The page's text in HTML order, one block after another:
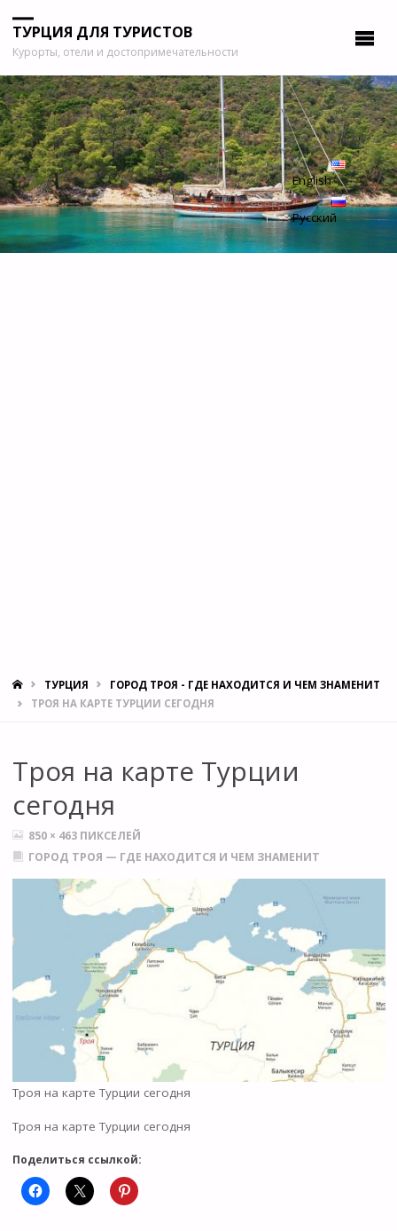
ТУРЦИЯ ДЛЯ ТУРИСТОВ
Курорты, отели и достопримечательности
English
Русский
ГЛАВНАЯ
ТУРЦИЯ
ГОРОД ТРОЯ - ГДЕ НАХОДИТСЯ И ЧЕМ ЗНАМЕНИТ
ТРОЯ НА КАРТЕ ТУРЦИИ СЕГОДНЯ
Троя на карте Турции
сегодня
ПОЛНЫЙ
РАЗМЕР
850 × 463 ПИКСЕЛЕЙ
ГОРОД ТРОЯ — ГДЕ НАХОДИТСЯ И ЧЕМ ЗНАМЕНИТ
Троя на карте Турции сегодня
Троя на карте Турции сегодня
Поделиться ссылкой: